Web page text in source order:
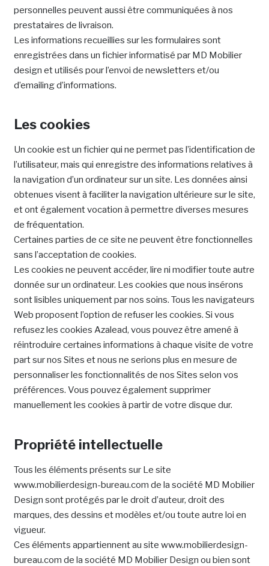
personnelles peuvent aussi être communiquées à nos
prestataires de livraison.
Les informations recueillies sur les formulaires sont
enregistrées dans un fichier informatisé par MD Mobilier
design et utilisés pour l’envoi de newsletters et/ou
d’emailing d’informations.
Les cookies
Un cookie est un fichier qui ne permet pas l’identification de
l’utilisateur, mais qui enregistre des informations relatives à
la navigation d’un ordinateur sur un site. Les données ainsi
obtenues visent à faciliter la navigation ultérieure sur le site,
et ont également vocation à permettre diverses mesures
de fréquentation.
Certaines parties de ce site ne peuvent être fonctionnelles
sans l’acceptation de cookies.
Les cookies ne peuvent accéder, lire ni modifier toute autre
donnée sur un ordinateur. Les cookies que nous insérons
sont lisibles uniquement par nos soins. Tous les navigateurs
Web proposent l’option de refuser les cookies. Si vous
refusez les cookies Azalead, vous pouvez être amené à
réintroduire certaines informations à chaque visite de votre
part sur nos Sites et nous ne serions plus en mesure de
personnaliser les fonctionnalités de nos Sites selon vos
préférences. Vous pouvez également supprimer
manuellement les cookies à partir de votre disque dur.
Propriété intellectuelle
Tous les éléments présents sur Le site
www.mobilierdesign-bureau.com de la société MD Mobilier
Design sont protégés par le droit d’auteur, droit des
marques, des dessins et modèles et/ou toute autre loi en
vigueur.
Ces éléments appartiennent au site www.mobilierdesign-
bureau.com de la société MD Mobilier Design ou bien sont